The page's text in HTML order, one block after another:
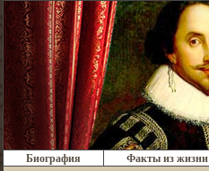
Биография Факты из жизни